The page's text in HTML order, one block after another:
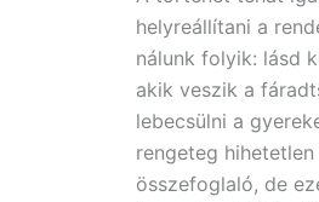
helyreállítani a
nálunk folyik: lásd
akik veszik a
lebecsülni a
rengeteg
összefoglaló, de